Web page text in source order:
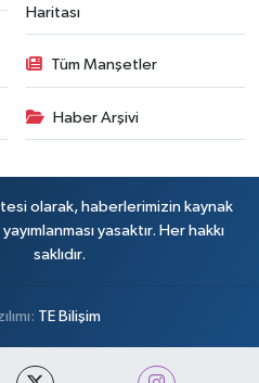
Haritası
Tüm Manşetler
Haber Arşivi
olarak, haberlerimizin kaynak
yasaktır. Her hakkı
saklıdır.
TE Bilişim